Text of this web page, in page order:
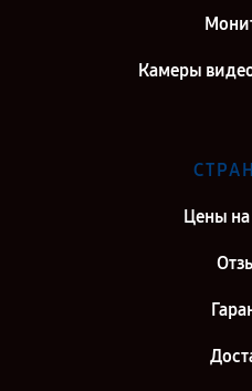
Камеры
Цены